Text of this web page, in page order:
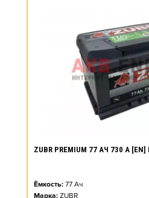
ZUBR PREMIUM 77 АЧ 730 А
Ёмкость: 77 Ач
Марка: ZUBR